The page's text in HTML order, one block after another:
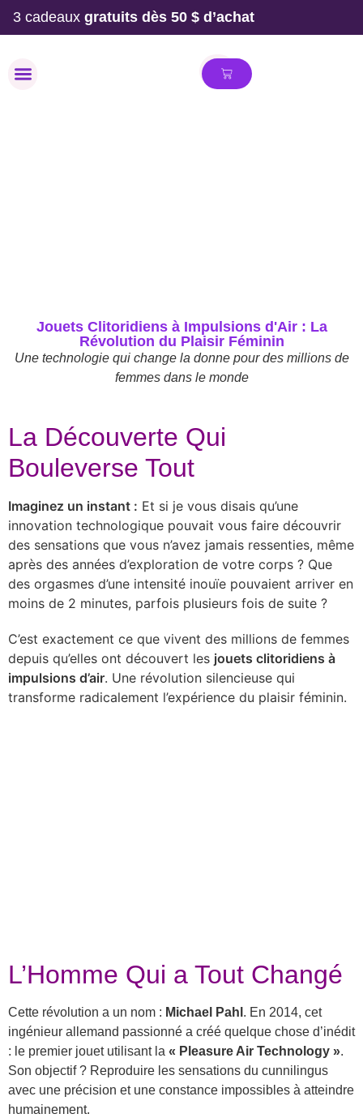
3 cadeaux gratuits dès 50 $ d’achat
Jouets Clitoridiens à Impulsions d'Air : La
Révolution du Plaisir Féminin
Une technologie qui change la donne pour des millions de
femmes dans le monde
La Découverte Qui
Bouleverse Tout
Imaginez un instant : Et si je vous disais qu’une
innovation technologique pouvait vous faire découvrir
des sensations que vous n’avez jamais ressenties, même
après des années d’exploration de votre corps ? Que
des orgasmes d’une intensité inouïe pouvaient arriver en
moins de 2 minutes, parfois plusieurs fois de suite ?
C’est exactement ce que vivent des millions de femmes
depuis qu’elles ont découvert les jouets clitoridiens à
impulsions d’air. Une révolution silencieuse qui
transforme radicalement l’expérience du plaisir féminin.
L’Homme Qui a Tout Changé
Cette révolution a un nom : Michael Pahl . En 2014, cet
ingénieur allemand passionné a créé quelque chose d’inédit
: le premier jouet utilisant la « Pleasure Air Technology ».
Son objectif ? Reproduire les sensations du cunnilingus
avec une précision et une constance impossibles à atteindre
humainement.